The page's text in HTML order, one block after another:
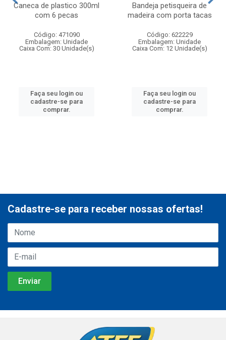
Caneca de plastico 300ml
com 6 pecas
Código: 471090
Embalagem: Unidade
Caixa Com: 30 Unidade(s)
Faça seu login ou
cadastre-se para
comprar.
Bandeja petisqueira de
madeira com porta tacas
Código: 622229
Embalagem: Unidade
Caixa Com: 12 Unidade(s)
Faça seu login ou
cadastre-se para
comprar.
Cadastre-se para receber nossas ofertas!